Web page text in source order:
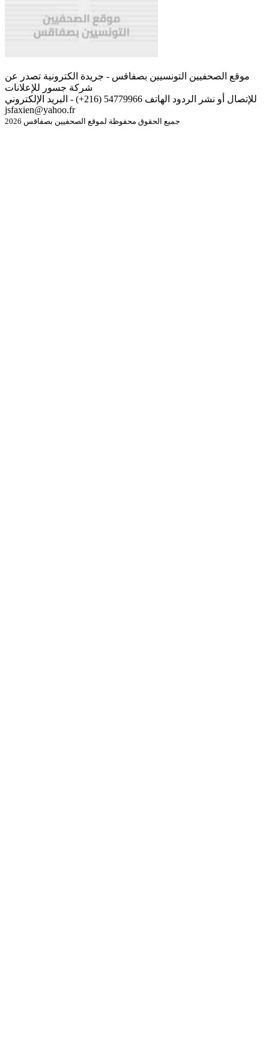
موقع الصحفيين التونسيين بصفاقس - جريدة الكترونية تصدر عن
شركة جسور للإعلانات
للإتصال أو نشر الردود الهاتف 54779966 (216+) - البريد الإلكتروني
jsfaxien@yahoo.fr
جميع الحقوق محفوظة لموقع الصحفيين بصفاقس 2026